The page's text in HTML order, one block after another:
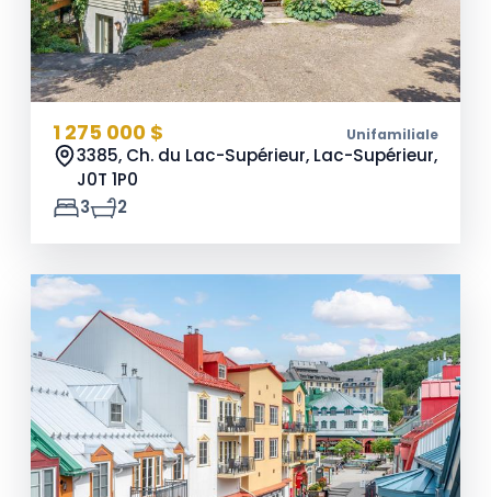
1 275 000 $ Unifamiliale
3385, Ch. du Lac-Supérieur, Lac-Supérieur,
J0T 1P0
3
2